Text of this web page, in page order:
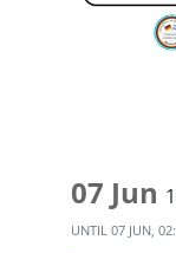
07 Jun
UNTIL 07 JUN,